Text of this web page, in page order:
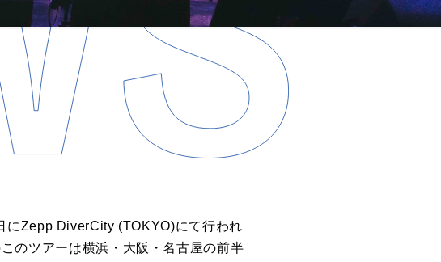
にZepp DiverCity (TOKYO)にて行われ
のツアーは横浜・大阪・名古屋の前半